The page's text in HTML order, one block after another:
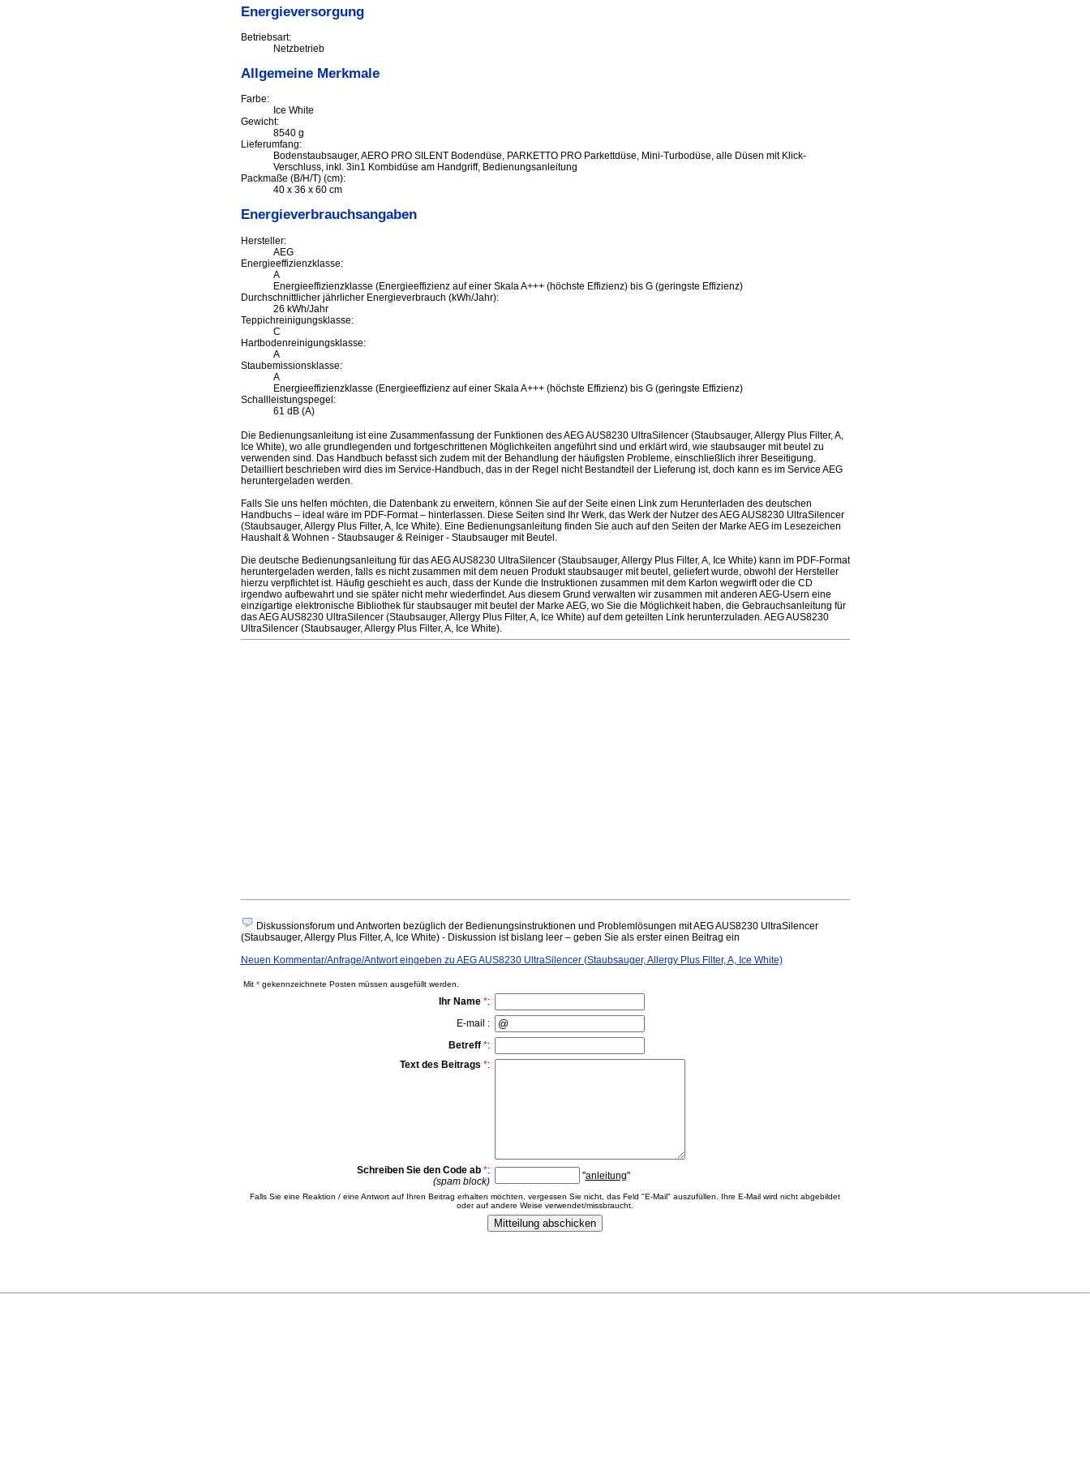
Energieversorgung
Betriebsart:
Netzbetrieb
Allgemeine Merkmale
Farbe:
Ice White
Gewicht:
8540 g
Lieferumfang:
Bodenstaubsauger, AERO PRO SILENT Bodendüse, PARKETTO PRO Parkettdüse, Mini-Turbodüse, alle Düsen mit Klick-
Verschluss, inkl. 3in1 Kombidüse am Handgriff, Bedienungsanleitung
Packmaße (B/H/T) (cm):
40 x 36 x 60 cm
Energieverbrauchsangaben
Hersteller:
AEG
Energieeffizienzklasse:
A
Energieeffizienzklasse (Energieeffizienz auf einer Skala A+++ (höchste Effizienz) bis G (geringste Effizienz)
Durchschnittlicher jährlicher Energieverbrauch (kWh/Jahr):
26 kWh/Jahr
Teppichreinigungsklasse:
C
Hartbodenreinigungsklasse:
A
Staubemissionsklasse:
A
Energieeffizienzklasse (Energieeffizienz auf einer Skala A+++ (höchste Effizienz) bis G (geringste Effizienz)
Schallleistungspegel:
61 dB (A)
Die Bedienungsanleitung ist eine Zusammenfassung der Funktionen des AEG AUS8230 UltraSilencer (Staubsauger, Allergy Plus Filter, A,
Ice White), wo alle grundlegenden und fortgeschrittenen Möglichkeiten angeführt sind und erklärt wird, wie staubsauger mit beutel zu
verwenden sind. Das Handbuch befasst sich zudem mit der Behandlung der häufigsten Probleme, einschließlich ihrer Beseitigung.
Detailliert beschrieben wird dies im Service-Handbuch, das in der Regel nicht Bestandteil der Lieferung ist, doch kann es im Service AEG
heruntergeladen werden.
Falls Sie uns helfen möchten, die Datenbank zu erweitern, können Sie auf der Seite einen Link zum Herunterladen des deutschen
Handbuchs – ideal wäre im PDF-Format – hinterlassen. Diese Seiten sind Ihr Werk, das Werk der Nutzer des AEG AUS8230 UltraSilencer
(Staubsauger, Allergy Plus Filter, A, Ice White). Eine Bedienungsanleitung finden Sie auch auf den Seiten der Marke AEG im Lesezeichen
Haushalt & Wohnen - Staubsauger & Reiniger - Staubsauger mit Beutel.
Die deutsche Bedienungsanleitung für das AEG AUS8230 UltraSilencer (Staubsauger, Allergy Plus Filter, A, Ice White) kann im PDF-Format
heruntergeladen werden, falls es nicht zusammen mit dem neuen Produkt staubsauger mit beutel, geliefert wurde, obwohl der Hersteller
hierzu verpflichtet ist. Häufig geschieht es auch, dass der Kunde die Instruktionen zusammen mit dem Karton wegwirft oder die CD
irgendwo aufbewahrt und sie später nicht mehr wiederfindet. Aus diesem Grund verwalten wir zusammen mit anderen AEG-Usern eine
einzigartige elektronische Bibliothek für staubsauger mit beutel der Marke AEG, wo Sie die Möglichkeit haben, die Gebrauchsanleitung für
das AEG AUS8230 UltraSilencer (Staubsauger, Allergy Plus Filter, A, Ice White) auf dem geteilten Link herunterzuladen. AEG AUS8230
UltraSilencer (Staubsauger, Allergy Plus Filter, A, Ice White).
Diskussionsforum und Antworten bezüglich der Bedienungsinstruktionen und Problemlösungen mit AEG AUS8230 UltraSilencer
(Staubsauger, Allergy Plus Filter, A, Ice White) - Diskussion ist bislang leer – geben Sie als erster einen Beitrag ein
Neuen Kommentar/Anfrage/Antwort eingeben zu AEG AUS8230 UltraSilencer (Staubsauger, Allergy Plus Filter, A, Ice White)
Mit *gekennzeichnete Posten müssen ausgefüllt werden.
Ihr Name *:
E-mail :
Betreff *:
Text des Beitrags *:
Schreiben Sie den Code ab *:
(spam block)
"anleitung"
Falls Sie eine Reaktion / eine Antwort auf Ihren Beitrag erhalten möchten, vergessen Sie nicht, das Feld "E-Mail" auszufüllen. Ihre E-Mail wird nicht abgebildet
oder auf andere Weise verwendet/missbraucht.